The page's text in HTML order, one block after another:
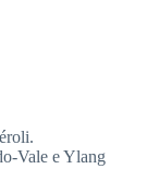
Vale e Ylang